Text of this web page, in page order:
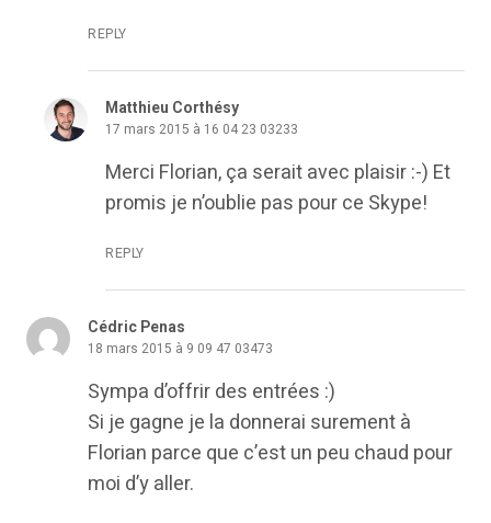
REPLY
Matthieu Corthésy
17 mars 2015 à 16 04 23 03233
Merci Florian, ça serait avec plaisir :-) Et
promis je n’oublie pas pour ce Skype!
REPLY
Cédric Penas
18 mars 2015 à 9 09 47 03473
Sympa d’offrir des entrées :)
Si je gagne je la donnerai surement à
Florian parce que c’est un peu chaud pour
moi d’y aller.